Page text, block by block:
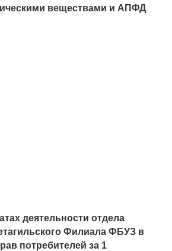
веществами и АПФД
деятельности отдела
Филиала ФБУЗ в
потребителей за 1